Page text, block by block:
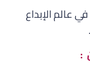
في عالم الإبداع
: